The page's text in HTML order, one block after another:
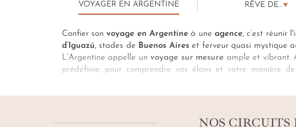
VOYAGER EN ARGENTINE RÊVE DE...
Confier sonvoyage en Argentineà une agence, c’est réunir
d’Iguazú, stades de Buenos Aireset ferveur quasi mystique
L’Argentine appelle unvoyage sur mesure ample et vibrant.
prédéfinie, pour comprendre vos élans et votre manière
NOS